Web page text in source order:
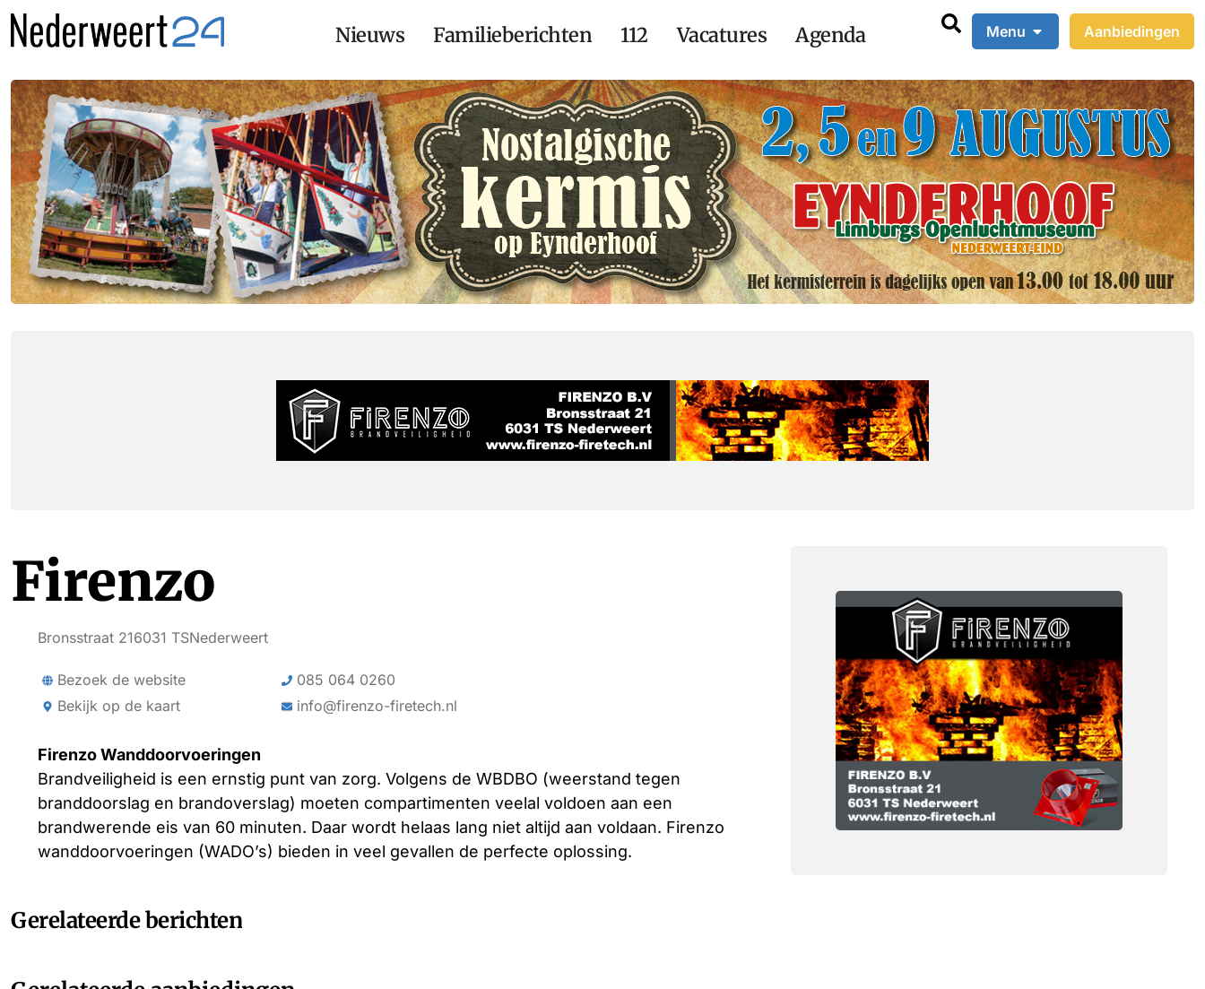
Nieuws Familieberichten 112 Vacatures Agenda Menu Aanbiedingen
Firenzo
Bronsstraat 216031 TSNederweert
Bezoek de website
Bekijk op de kaart
085 064 0260
info@firenzo-firetech.nl
Firenzo Wanddoorvoeringen
Brandveiligheid is een ernstig punt van zorg. Volgens de WBDBO (weerstand tegen
branddoorslag en brandoverslag) moeten compartimenten veelal voldoen aan een
brandwerende eis van 60 minuten. Daar wordt helaas lang niet altijd aan voldaan. Firenzo
wanddoorvoeringen (WADO’s) bieden in veel gevallen de perfecte oplossing.
Gerelateerde berichten